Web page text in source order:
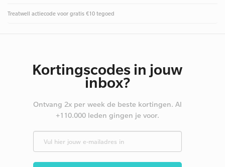
Treatwell actiecode voor gratis €10 tegoed
Kortingscodes in jouw
inbox?
Ontvang 2x per week de beste kortingen. Al
+110.000 leden gingen je voor.